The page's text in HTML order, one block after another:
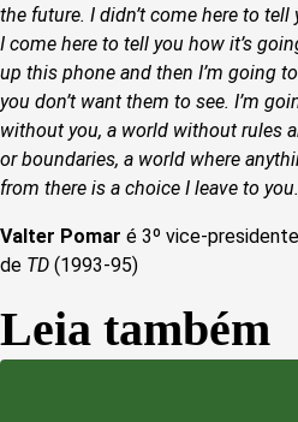
the future. I didn’t come here to
I come here to tell you how it’s
up this phone and then I’m going
you don’t want them to see. I’m
without you, a world without rules
or boundaries, a world where
from there is a choice I leave to you.
Valter Pomar é 3º vice-
de TD (1993-95)
Leia também